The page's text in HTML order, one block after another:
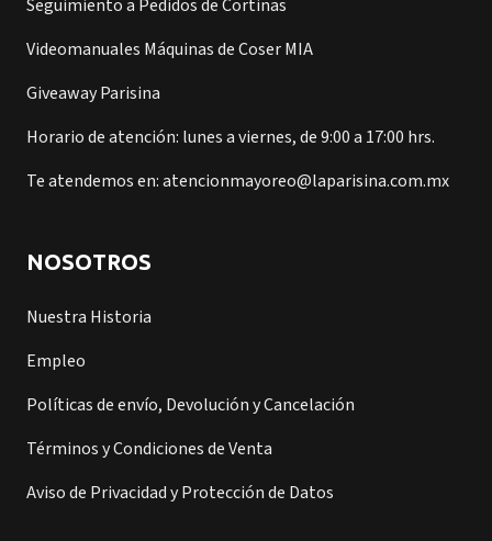
Seguimiento a Pedidos de Cortinas
Videomanuales Máquinas de Coser MIA
Giveaway Parisina
Horario de atención: lunes a viernes, de 9:00 a 17:00 hrs.
Te atendemos en: atencionmayoreo@laparisina.com.mx
NOSOTROS
Nuestra Historia
Empleo
Políticas de envío, Devolución y Cancelación
Términos y Condiciones de Venta
Aviso de Privacidad y Protección de Datos